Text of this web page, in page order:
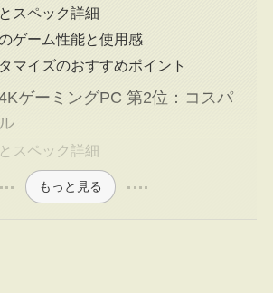
スペック詳細
ゲーム性能と使用感
マイズのおすすめポイント
ゲーミングPC 第2位：コスパ
スペック詳細
もっと見る